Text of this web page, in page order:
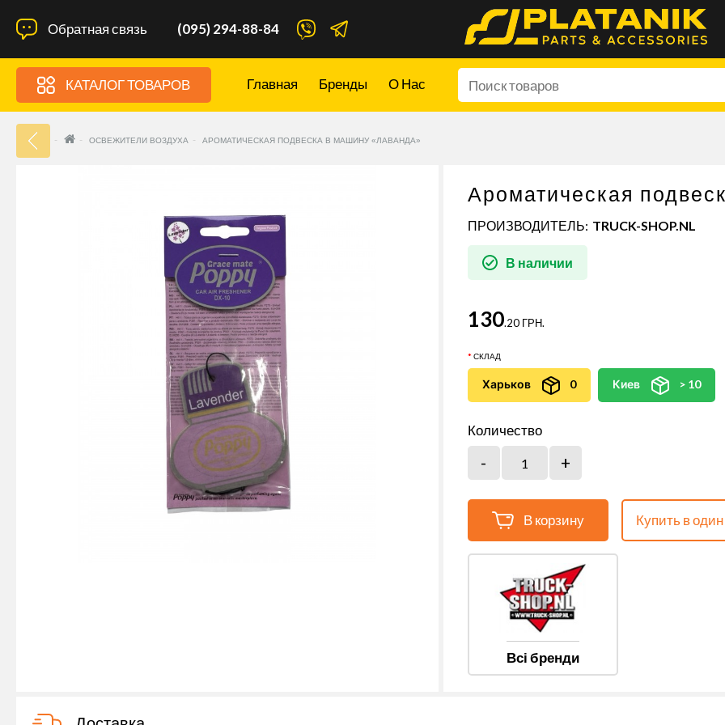
Обратная связь (095) 294-88-84
КАТАЛОГ ТОВАРОВ Главная Бренды О Нас
ОСВЕЖИТЕЛИ ВОЗДУХА АРОМАТИЧЕСКАЯ ПОДВЕСКА В МАШИНУ «ЛАВАНДА»
Ароматическая
ПРОИЗВОДИТЕЛЬ: TRUCK-SHOP.NL
В наличии
130.20 ГРН.
СКЛАД
Харьков 0 Киев > 10
Количество
В корзину Купить в один
Всі бренди